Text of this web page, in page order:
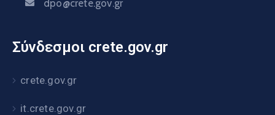
dpo@crete.gov.gr
Σύνδεσμοι crete.gov.gr
crete.gov.gr
it.crete.gov.gr